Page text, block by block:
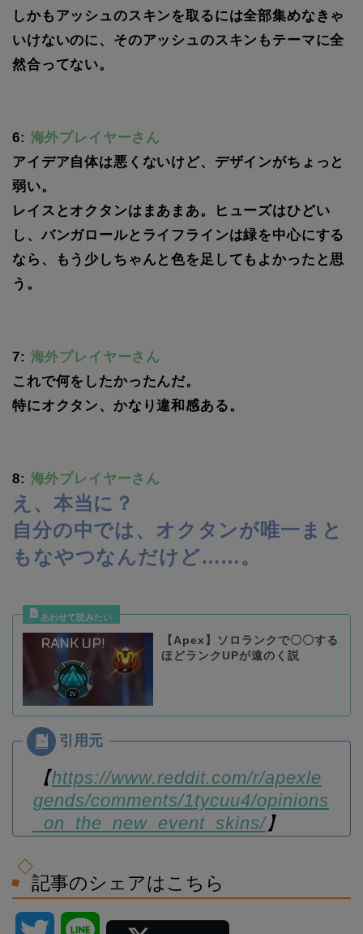
しかもアッシュのスキンを取るには全部集めなきゃ
いけないのに、そのアッシュのスキンもテーマに全
然合ってない。
6: 海外プレイヤーさん
アイデア自体は悪くないけど、デザインがちょっと
弱い。
レイスとオクタンはまあまあ。ヒューズはひどい
し、バンガロールとライフラインは緑を中心にする
なら、もう少しちゃんと色を足してもよかったと思
う。
7: 海外プレイヤーさん
これで何をしたかったんだ。
特にオクタン、かなり違和感ある。
8: 海外プレイヤーさん
え、本当に？
自分の中では、オクタンが唯一まと
もなやつなんだけど……。
【Apex】ソロランクで〇〇する
ほどランクUPが遠のく説
【https://www.reddit.com/r/apexle
gends/comments/1tycuu4/opinions
_on_the_new_event_skins/】
記事のシェアはこちら